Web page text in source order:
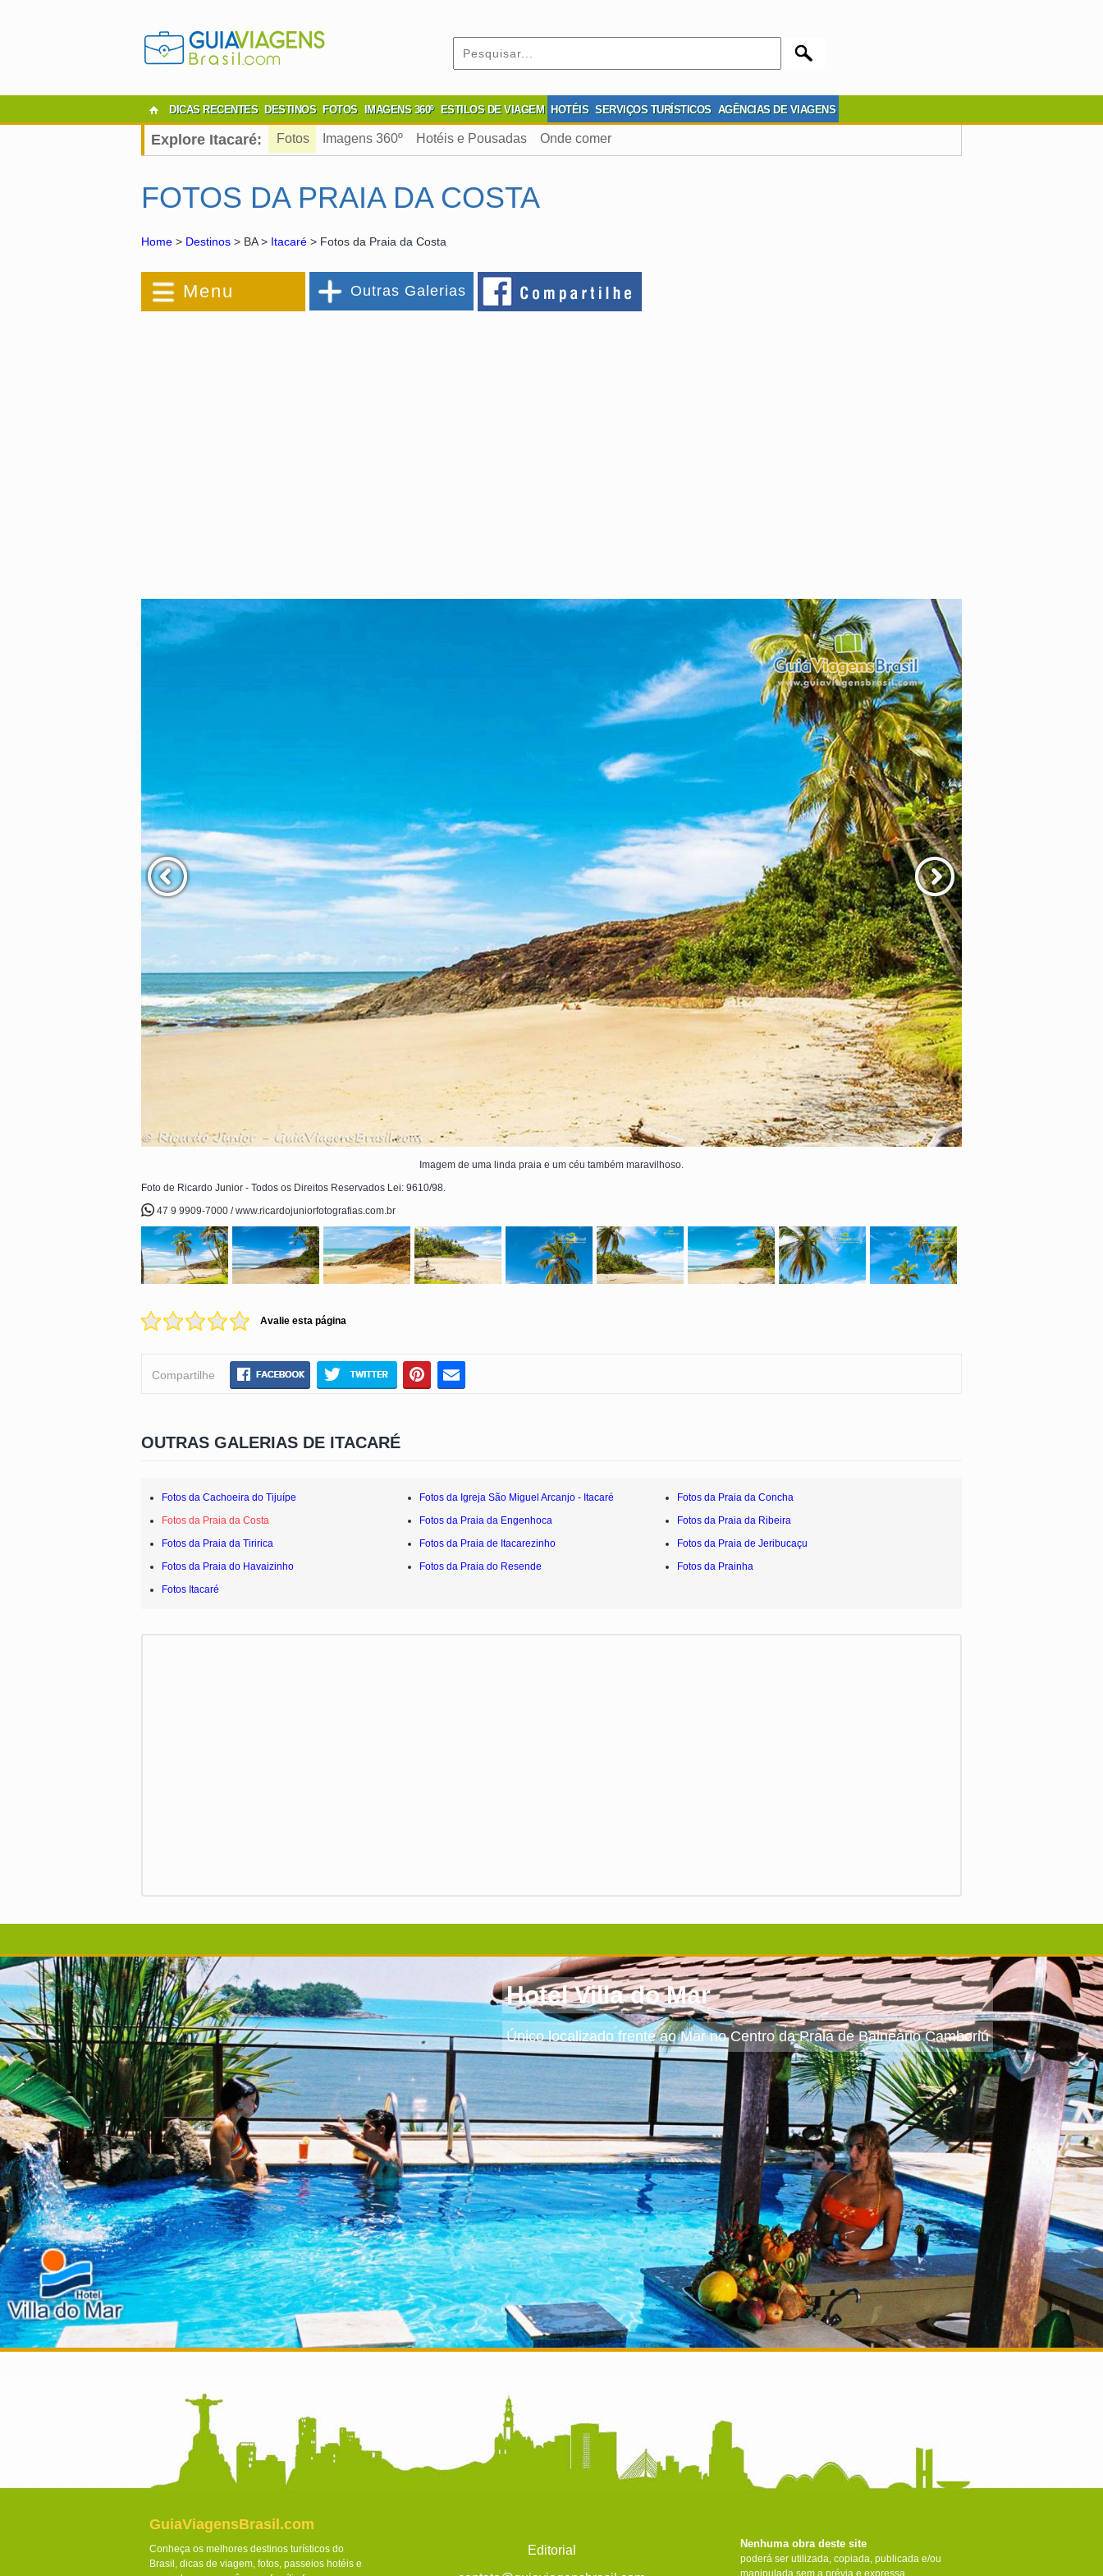
DICAS RECENTES DESTINOS FOTOS IMAGENS 360º ESTILOS DE VIAGEM HOTÉIS SERVIÇOS TURÍSTICOS AGÊNCIAS DE VIAGENS
Explore Itacaré: Fotos Imagens 360º Hotéis e Pousadas Onde comer
FOTOS DA PRAIA DA COSTA
Home > Destinos > BA > Itacaré > Fotos da Praia da Costa
Menu Outras Galerias
Imagem de uma linda praia e um céu também maravilhoso.
Foto de Ricardo Junior - Todos os Direitos Reservados Lei: 9610/98.
47 9 9909-7000 / www.ricardojuniorfotografias.com.br
Avalie esta página
Compartilhe
OUTRAS GALERIAS DE ITACARÉ
Fotos da Cachoeira do Tijuípe Fotos da Igreja São Miguel Arcanjo - Itacaré
Fotos da Praia da Concha
Fotos da Praia da Costa
Fotos da Praia da Engenhoca
Fotos da Praia da Ribeira
Fotos da Praia da Tiririca
Fotos da Praia de Itacarezinho
Fotos da Praia de Jeribucaçu
Fotos da Praia do Havaizinho
Fotos da Praia do Resende
Fotos da Prainha
Fotos Itacaré
Hotel Villa do Mar
Único localizado frente ao Mar no Centro da Praia de Balneário Camboriú
GuiaViagensBrasil.com
Conheça os melhores destinos turísticos do
Brasil, dicas de viagem, fotos, passeios hotéis e
Editorial
Nenhuma obra deste site
poderá ser utilizada, copiada, publicada e/ou
manipulada sem a prévia e expressa